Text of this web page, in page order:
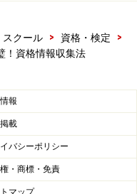
スクール > 資格・検定
>
！資格情報収集法
報
載
バシーポリシー
・商標・免責